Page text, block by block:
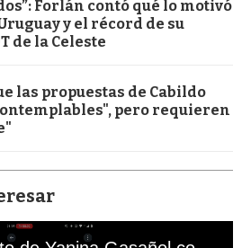
Forlán contó qué lo motivó
y el récord de su
de la Celeste
las propuestas de Cabildo
pero requieren